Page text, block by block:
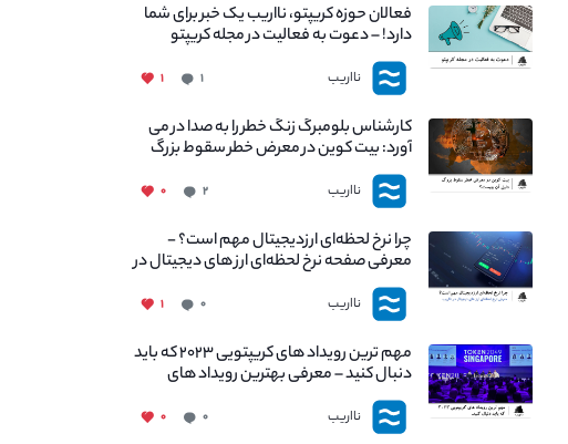
فعالان حوزه کریپتو، نااریب یک خبر برای شما
دارد! – دعوت به فعالیت در مجله کریپتو
نااریب ۱ ۱
کارشناس بلومبرگ زنگ خطر را به صدا در می
آورد: بیت کوین در معرض خطر سقوط بزرگ
است - دلیل آن چیست؟
نااریب ۲ ۰
چرا نرخ لحظه‌ای ارزدیجیتال مهم است؟ -
معرفی صفحه نرخ لحظه‌ای ارز های دیجیتال در
نااریب
نااریب ۰ ۱
مهم ترین رویداد های کریپتویی ۲۰۲۳ که باید
دنبال کنید – معرفی بهترین رویداد های
جهانی
نااریب ۰ ۰